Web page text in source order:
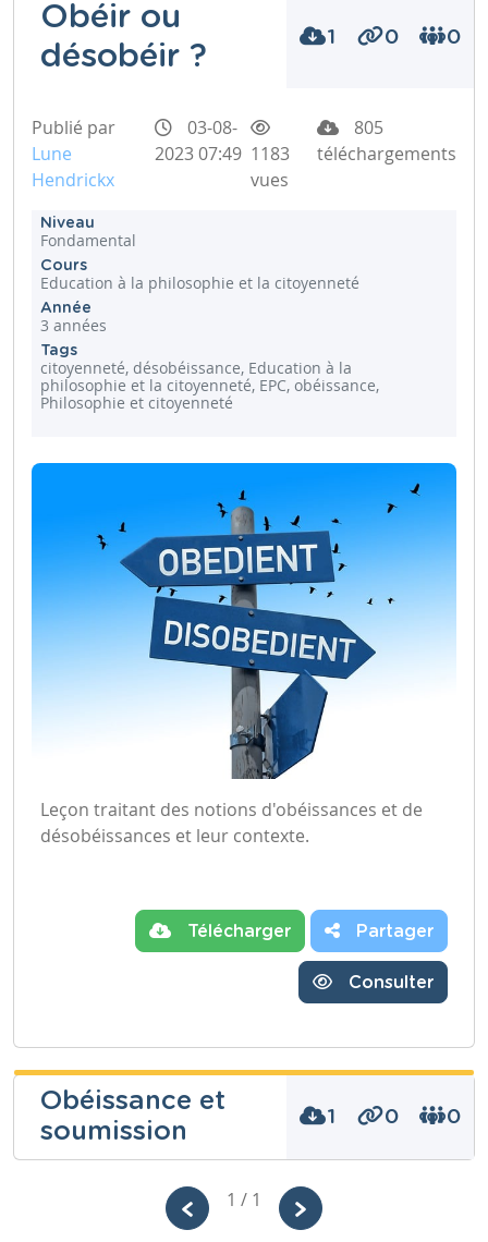
Obéir ou
désobéir ?
1 0 0
Publié par
Lune
Hendrickx
03-08-
2023 07:49 1183
vues
805
téléchargements
Niveau
Fondamental
Cours
Education à la philosophie et la citoyenneté
Année
3 années
Tags
citoyenneté, désobéissance, Education à la
philosophie et la citoyenneté, EPC, obéissance,
Philosophie et citoyenneté
Leçon traitant des notions d'obéissances et de
désobéissances et leur contexte.
Télécharger Partager
Consulter
Obéissance et
soumission
1 0 0
1 / 1